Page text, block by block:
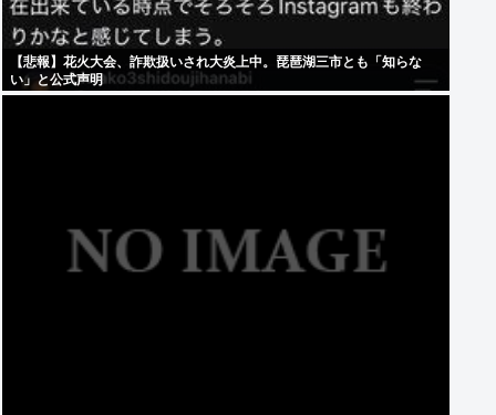
【悲報】花火大会、詐欺扱いされ大炎上中。琵琶湖三市とも「知らな
い」と公式声明